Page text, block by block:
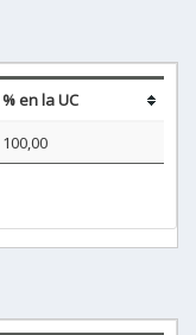
% en la UC
100,00